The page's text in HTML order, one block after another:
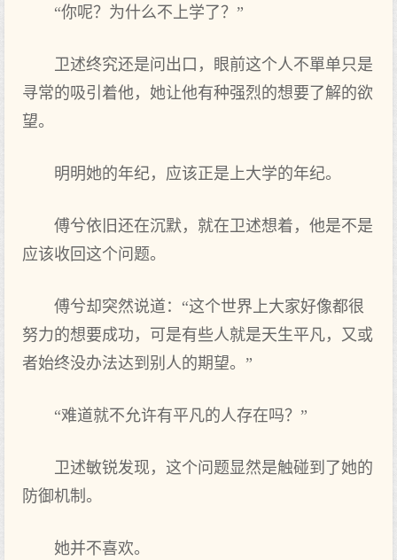
“你呢？为什么不上学了？”
卫述终究还是问出口，眼前这个人不單单只是
寻常的吸引着他，她让他有种强烈的想要了解的欲
望。
明明她的年纪，应该正是上大学的年纪。
傅兮依旧还在沉默，就在卫述想着，他是不是
应该收回这个问题。
傅兮却突然说道：“这个世界上大家好像都很
努力的想要成功，可是有些人就是天生平凡，又或
者始终没办法达到别人的期望。”
“难道就不允许有平凡的人存在吗？”
卫述敏锐发现，这个问题显然是触碰到了她的
防御机制。
她并不喜欢。